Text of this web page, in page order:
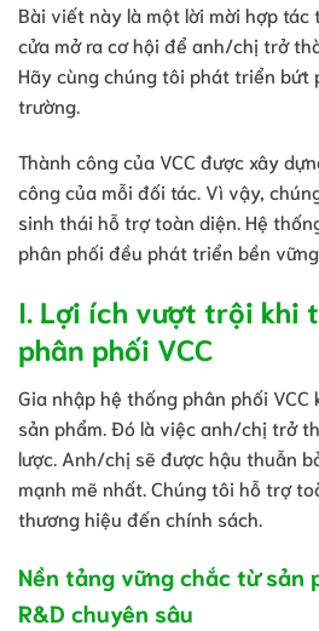
Bài viết này là một lời mời hợp tác
cửa mở ra cơ hội để anh/chị trở
Hãy cùng chúng tôi phát triển bứt
trường.
Thành công của VCC được xây
công của mỗi đối tác. Vì vậy,
sinh thái hỗ trợ toàn diện. Hệ
phân phối đều phát triển bền vững.
I. Lợi ích vượt trội khi
phân phối VCC
Gia nhập hệ thống phân phối VCC
sản phẩm. Đó là việc anh/chị trở
lược. Anh/chị sẽ được hậu thuẫn
mạnh mẽ nhất. Chúng tôi hỗ trợ
thương hiệu đến chính sách.
Nền tảng vững chắc từ sản
R&D chuyên sâu